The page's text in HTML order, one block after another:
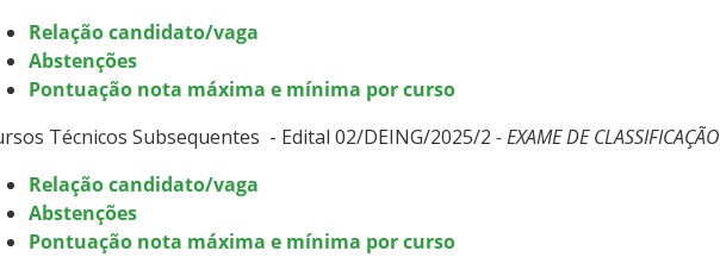
Relação candidato/vaga
Abstenções
Pontuação nota máxima e mínima por curso
Técnicos Subsequentes - Edital 02/DEING/2025/2 - EXAME DE CLASSIFICAÇÃO
Relação candidato/vaga
Abstenções
Pontuação nota máxima e mínima por curso